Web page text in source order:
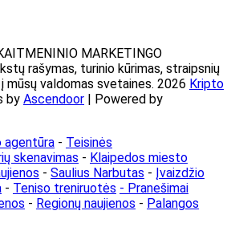
MARKETINGO
rašymas, turinio kūrimas, straipsnių
mūsų valdomas svetaines. 2026 Kripto
by Ascendoor | Powered by
agentūra - Teisinės
skenavimas - Klaipedos miesto
- Saulius Narbutas - Įvaizdžio
- Teniso treniruotės - Pranešimai
- Regionų naujienos - Palangos